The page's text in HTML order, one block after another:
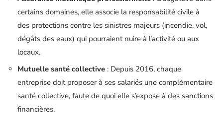
certains domaines, elle associe la responsabilité civile à
des protections contre les sinistres majeurs (incendie, vol,
dégâts des eaux) qui pourraient nuire à l’activité ou aux
locaux.
Mutuelle santé collective : Depuis 2016, chaque
entreprise doit proposer à ses salariés une complémentaire
santé collective, faute de quoi elle s’expose à des sanctions
financières.